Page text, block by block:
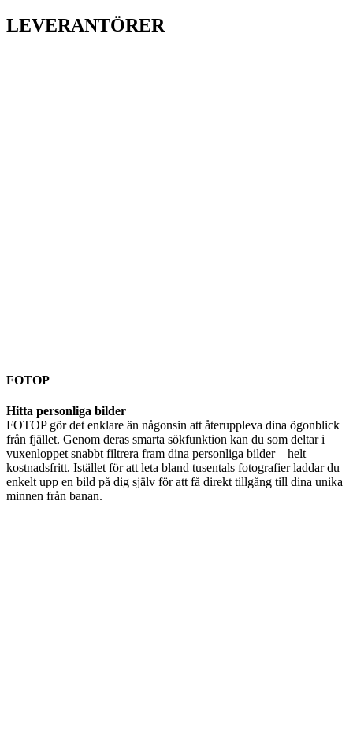
LEVERANTÖRER
FOTOP
Hitta personliga bilder
FOTOP gör det enklare än någonsin att återuppleva dina ögonblick
från fjället. Genom deras smarta sökfunktion kan du som deltar i
vuxenloppet snabbt filtrera fram dina personliga bilder – helt
kostnadsfritt. Istället för att leta bland tusentals fotografier laddar du
enkelt upp en bild på dig själv för att få direkt tillgång till dina unika
minnen från banan.